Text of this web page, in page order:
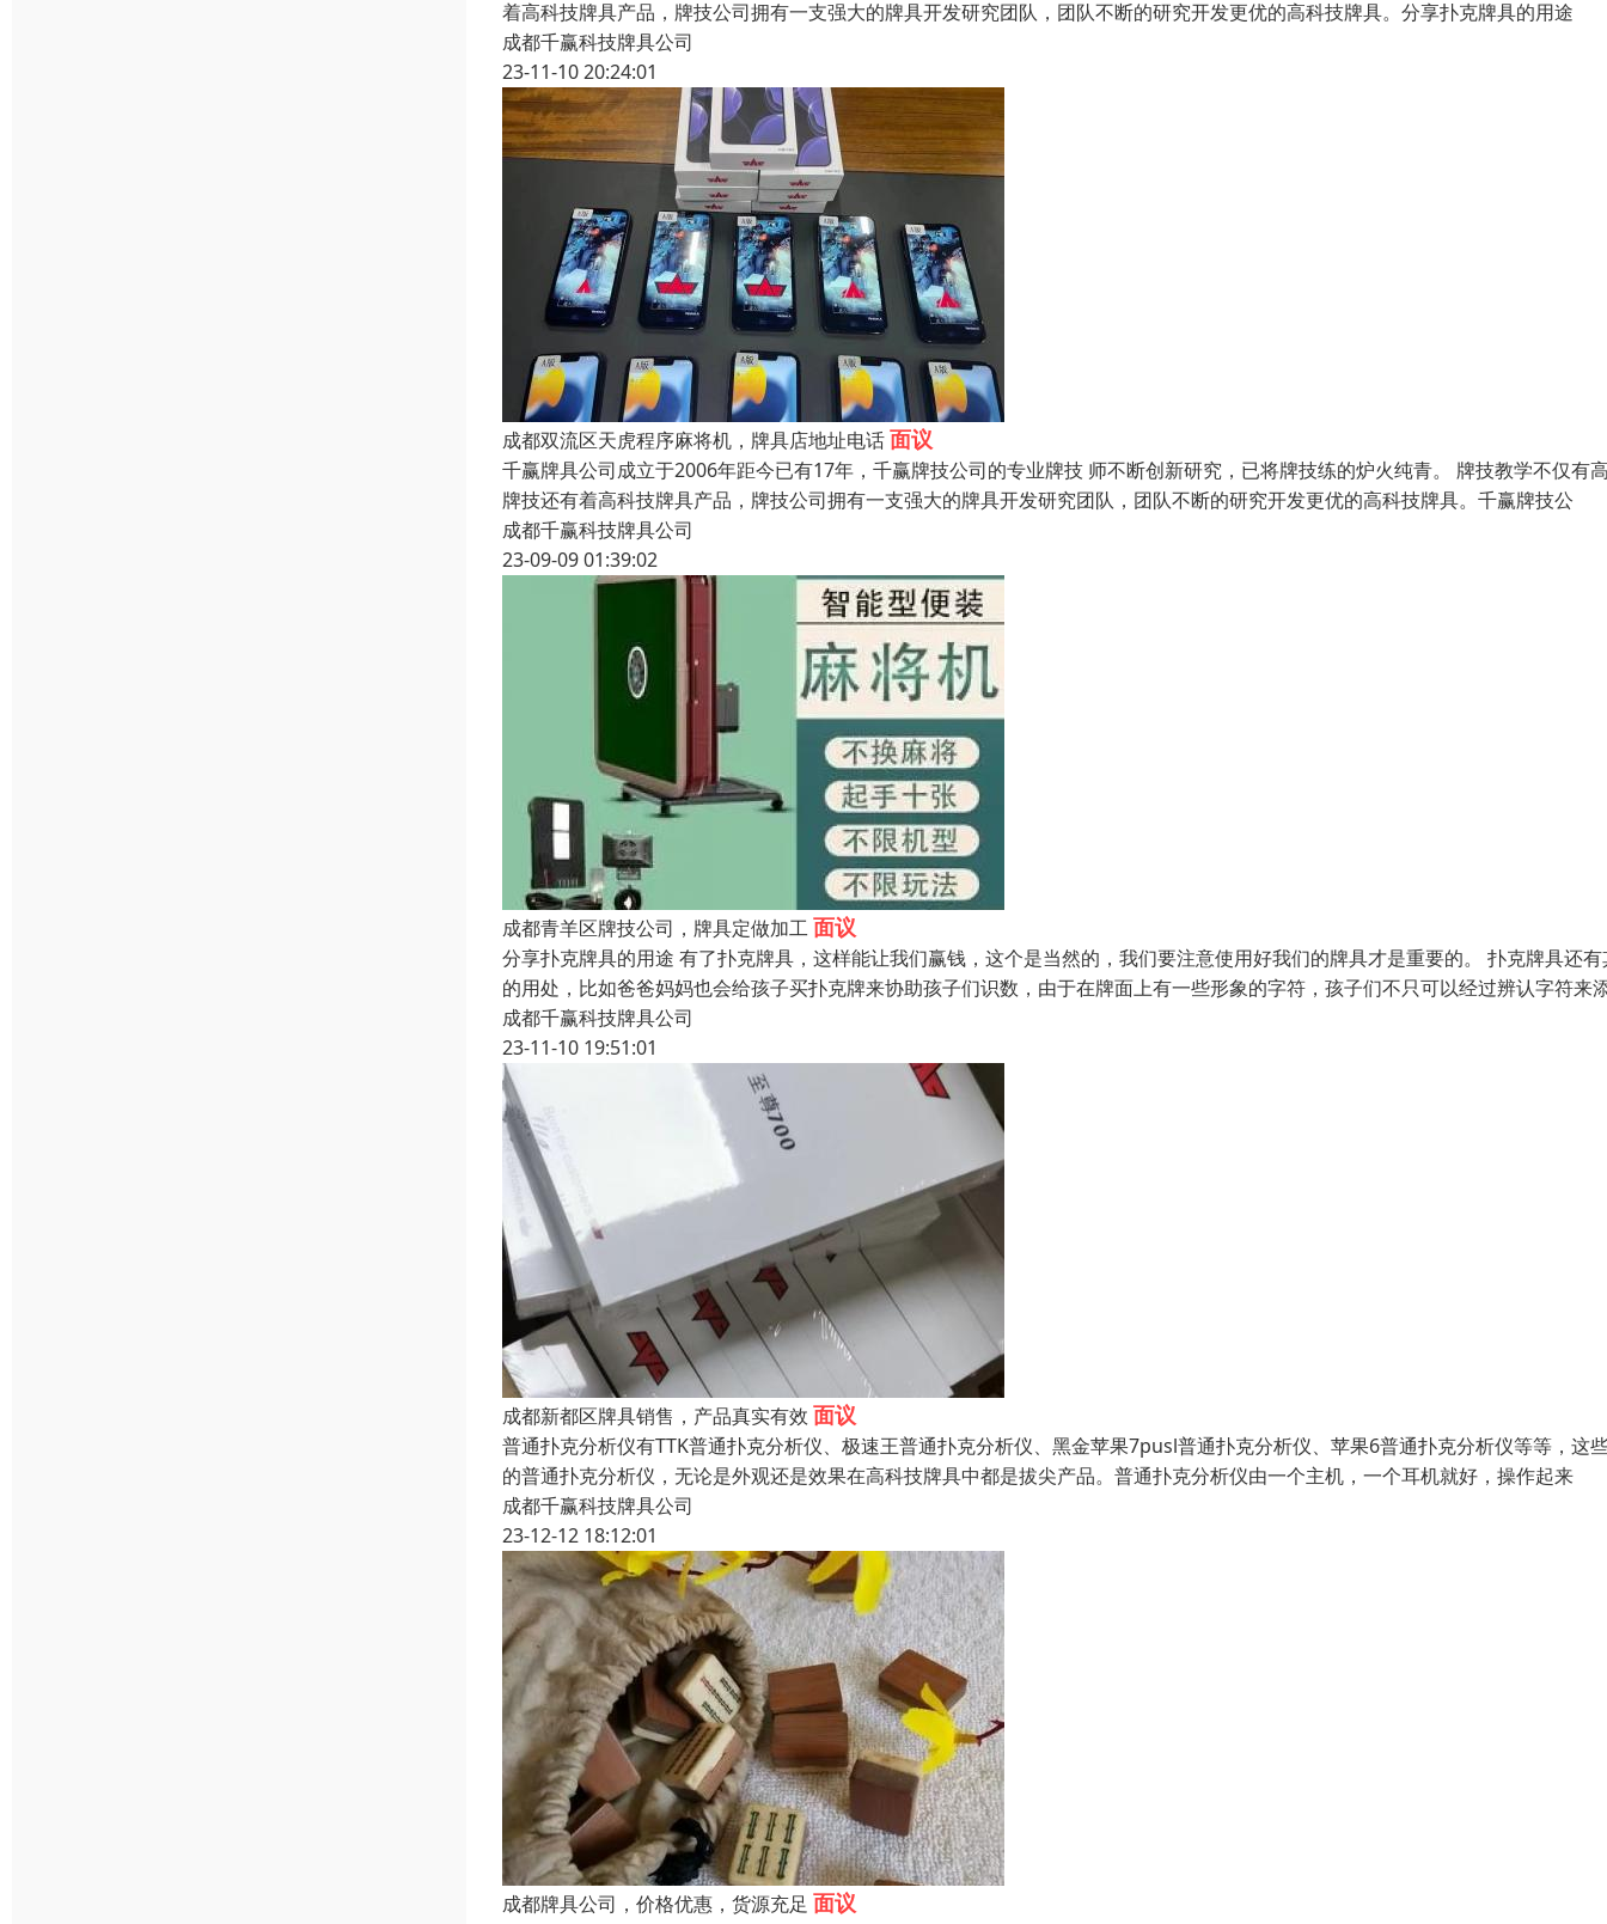
着高科技牌具产品，牌技公司拥有一支强大的牌具开发研究团队，团队不断的研究开发更优的高科技牌具。分享扑克牌具的用途
成都千赢科技牌具公司
23-11-10 20:24:01
成都双流区天虎程序麻将机，牌具店地址电话面议
千赢牌具公司成立于2006年距今已有17年，千赢牌技公司的专业牌技 师不断创新研究，已将牌技练的炉火纯青。 牌技教学不仅有
牌技还有着高科技牌具产品，牌技公司拥有一支强大的牌具开发研究团队，团队不断的研究开发更优的高科技牌具。千赢牌技公
成都千赢科技牌具公司
23-09-09 01:39:02
成都青羊区牌技公司，牌具定做加工面议
分享扑克牌具的用途 有了扑克牌具，这样能让我们赢钱，这个是当然的，我们要注意使用好我们的牌具才是重要的。 扑克牌具还
的用处，比如爸爸妈妈也会给孩子买扑克牌来协助孩子们识数，由于在牌面上有一些形象的字符，孩子们不只可以经过辨认字符来
成都千赢科技牌具公司
23-11-10 19:51:01
成都新都区牌具销售，产品真实有效 面议
普通扑克分析仪有TTK普通扑克分析仪、极速王普通扑克分析仪、黑金苹果7pusl普通扑克分析仪、苹果6普通扑克分析仪等等，这
的普通扑克分析仪，无论是外观还是效果在高科技牌具中都是拔尖产品。普通扑克分析仪由一个主机，一个耳机就好，操作起来
成都千赢科技牌具公司
23-12-12 18:12:01
成都牌具公司，价格优惠，货源充足 面议